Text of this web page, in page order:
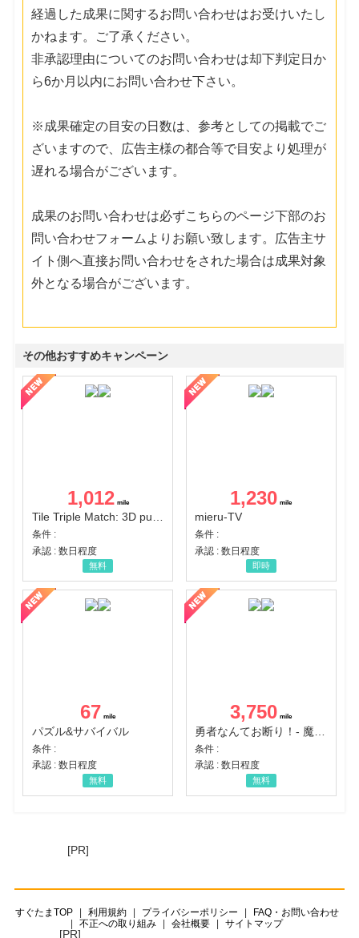
経過した成果に関するお問い合わせはお受けいたし
かねます。ご了承ください。
非承認理由についてのお問い合わせは却下判定日か
ら6か月以内にお問い合わせ下さい。
※成果確定の目安の日数は、参考としての掲載でご
ざいますので、広告主様の都合等で目安より処理が
遅れる場合がございます。
成果のお問い合わせは必ずこちらのページ下部のお
問い合わせフォームよりお願い致します。広告主サ
イト側へ直接お問い合わせをされた場合は成果対象
外となる場合がございます。
その他おすすめキャンペーン
1,012
Tile Triple Match: 3D puzzle
条件 :
承認 : 数日程度
無料
1,230
mieru-TV
条件 :
承認 : 数日程度
即時
67
パズル&サバイバル
条件 :
承認 : 数日程度
無料
3,750
条件 :
承認 : 数日程度
無料
[PR]
すぐたまTOP 利用規約 プライバシーポリシー
FAQ・お問い合わせ
不正への取り組み
会社概要 サイトマップ
[PR]